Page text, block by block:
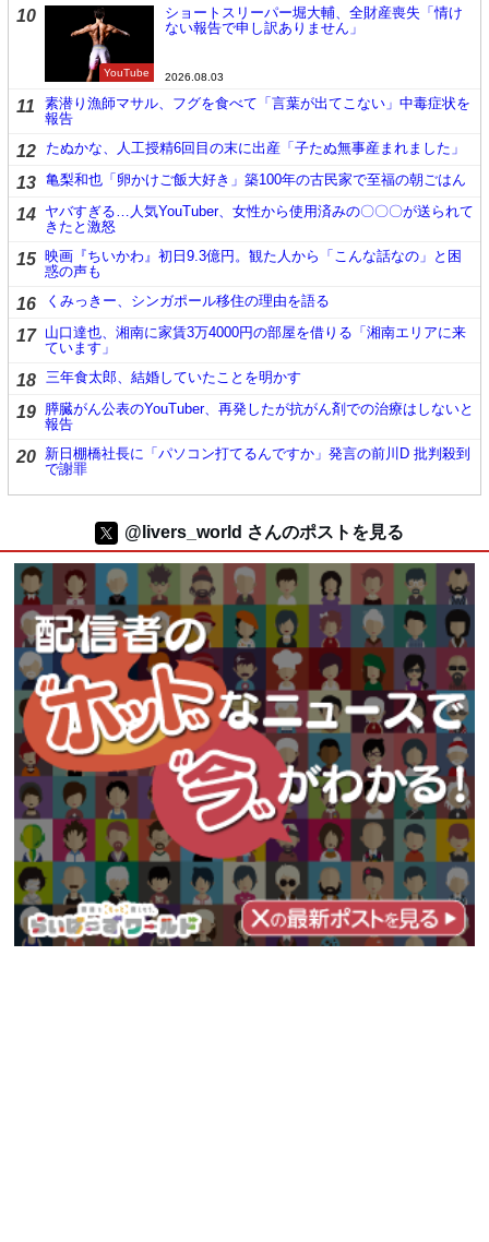
10
YouTube
ショートスリーパー堀大輔、全財産喪失「情け
ない報告で申し訳ありません」
2026.08.03
11
素潜り漁師マサル、フグを食べて「言葉が出てこない」中毒症状を
報告
12 たぬかな、人工授精6回目の末に出産「子たぬ無事産まれました」
13 亀梨和也「卵かけご飯大好き」築100年の古民家で至福の朝ごはん
14 ヤバすぎる…人気YouTuber、女性から使用済みの〇〇〇が送られて
きたと激怒
15 映画『ちいかわ』初日9.3億円。観た人から「こんな話なの」と困
惑の声も
16 くみっきー、シンガポール移住の理由を語る
17 山口達也、湘南に家賃3万4000円の部屋を借りる「湘南エリアに来
ています」
18 三年食太郎、結婚していたことを明かす
19 膵臓がん公表のYouTuber、再発したが抗がん剤での治療はしないと
報告
20 新日棚橋社長に「パソコン打てるんですか」発言の前川D 批判殺到
で謝罪
@livers_world さんのポストを見る